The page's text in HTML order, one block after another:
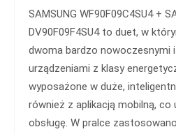
SAMSUNG WF90F09C4SU4 +
DV90F09F4SU4 to duet, w
dwoma bardzo nowoczesnymi
urządzeniami z klasy
wyposażone w duże,
również z aplikacją mobilną, co
obsługę. W pralce